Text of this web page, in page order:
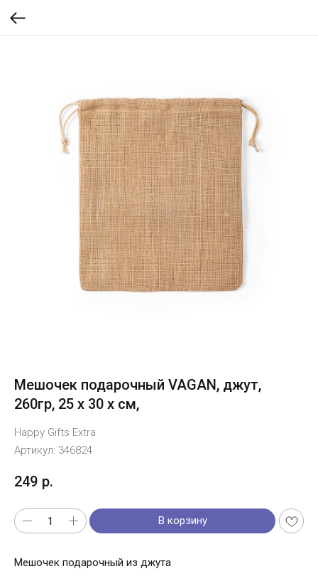
Мешочек подарочный VAGAN, джут,
260гр, 25 х 30 х см,
Happy Gifts Extra
Артикул: 346824
249 р.
В корзину
Мешочек подарочный из джута